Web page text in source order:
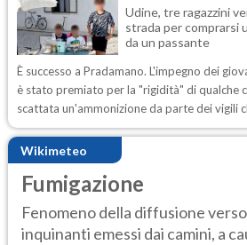
Udine, tre ragazzini
strada per comprarsi
da un passante
È successo a Pradamano. L'impegno dei
è stato premiato per la "rigidità" di qualche
scattata un'ammonizione da parte dei vigili
Wikimeteo
Fumigazione
Fenomeno della diffusione
inquinanti emessi dai camini, a